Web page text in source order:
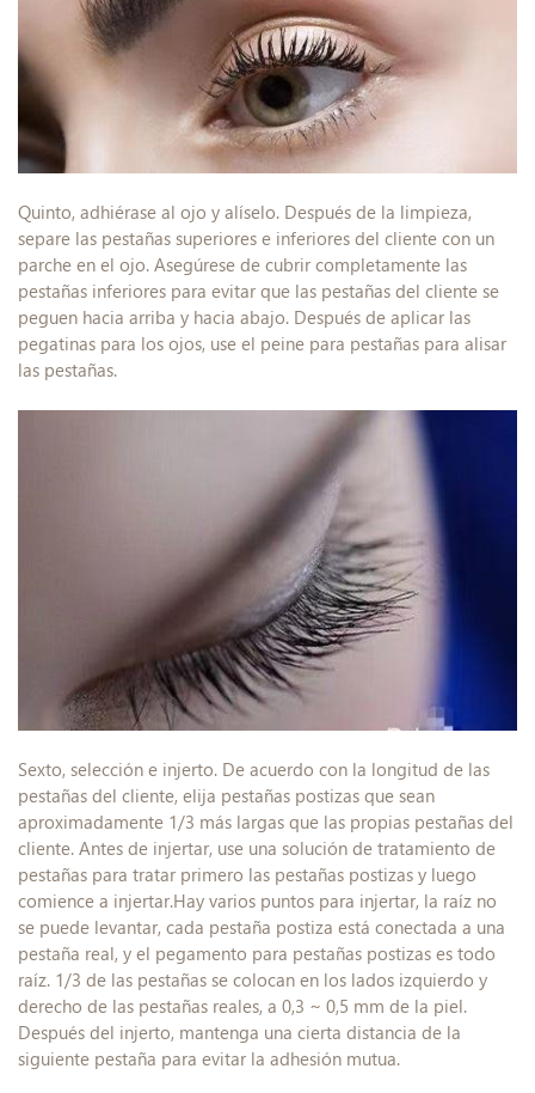
Quinto, adhiérase al ojo y alíselo. Después de la limpieza,
separe las pestañas superiores e inferiores del cliente con un
parche en el ojo. Asegúrese de cubrir completamente las
pestañas inferiores para evitar que las pestañas del cliente se
peguen hacia arriba y hacia abajo. Después de aplicar las
pegatinas para los ojos, use el peine para pestañas para alisar
las pestañas.
Sexto, selección e injerto. De acuerdo con la longitud de las
pestañas del cliente, elija pestañas postizas que sean
aproximadamente 1/3 más largas que las propias pestañas del
cliente. Antes de injertar, use una solución de tratamiento de
pestañas para tratar primero las pestañas postizas y luego
comience a injertar.Hay varios puntos para injertar, la raíz no
se puede levantar, cada pestaña postiza está conectada a una
pestaña real, y el pegamento para pestañas postizas es todo
raíz. 1/3 de las pestañas se colocan en los lados izquierdo y
derecho de las pestañas reales, a 0,3 ~ 0,5 mm de la piel.
Después del injerto, mantenga una cierta distancia de la
siguiente pestaña para evitar la adhesión mutua.